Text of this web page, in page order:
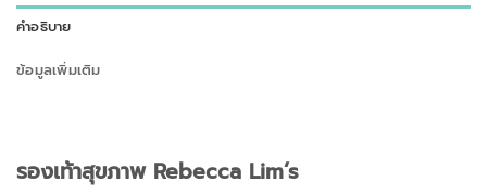
คำอธิบาย
ข้อมูลเพิ่มเติม
รองเท้าสุขภาพ Rebecca Lim’s